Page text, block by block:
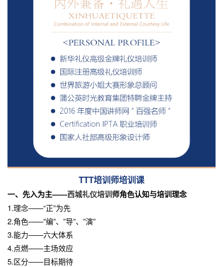
TTT培训师培训课
一、先入为主——西城礼仪培训师角色认知与培训理念
1.理念——“正”为先
2.角色——”编”、”导”、”演”
3.能力——六大体系
4.点燃——主场效应
5.区分——目标期待